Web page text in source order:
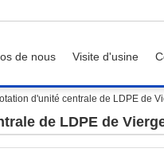
de nous Visite d'usine
d'unité centrale de LDPE de
de LDPE de